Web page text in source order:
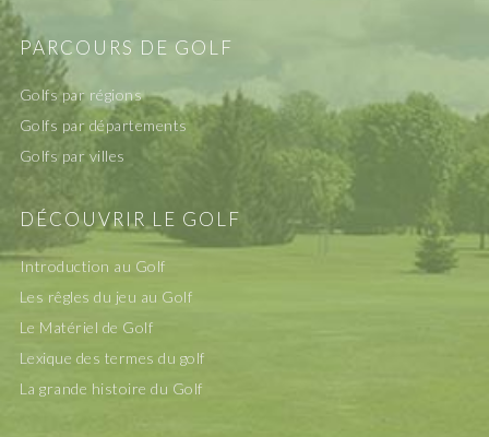
PARCOURS DE GOLF
Golfs par régions
Golfs par départements
Golfs par villes
DÉCOUVRIR LE GOLF
Introduction au Golf
Les rêgles du jeu au Golf
Le Matériel de Golf
Lexique des termes du golf
La grande histoire du Golf